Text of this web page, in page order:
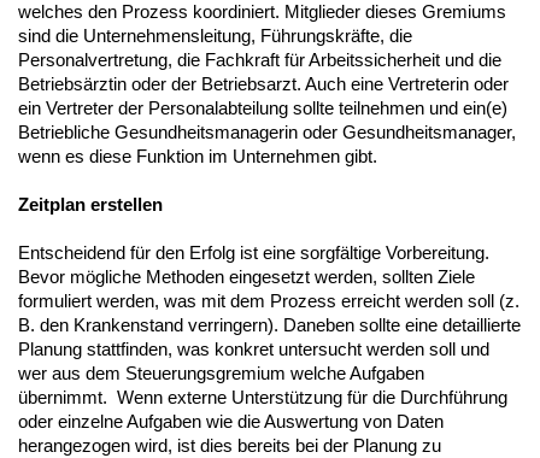
welches den Prozess koordiniert. Mitglieder dieses Gremiums
sind die Unternehmensleitung, Führungskräfte, die
Personalvertretung, die Fachkraft für Arbeitssicherheit und die
Betriebsärztin oder der Betriebsarzt. Auch eine Vertreterin oder
ein Vertreter der Personalabteilung sollte teilnehmen und ein(e)
Betriebliche Gesundheitsmanagerin oder Gesundheitsmanager,
wenn es diese Funktion im Unternehmen gibt.
Zeitplan erstellen
Entscheidend für den Erfolg ist eine sorgfältige Vorbereitung.
Bevor mögliche Methoden eingesetzt werden, sollten Ziele
formuliert werden, was mit dem Prozess erreicht werden soll (z.
B. den Krankenstand verringern). Daneben sollte eine detaillierte
Planung stattfinden, was konkret untersucht werden soll und
wer aus dem Steuerungsgremium welche Aufgaben
übernimmt. Wenn externe Unterstützung für die Durchführung
oder einzelne Aufgaben wie die Auswertung von Daten
herangezogen wird, ist dies bereits bei der Planung zu